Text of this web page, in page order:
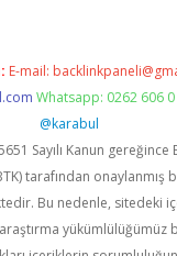
E-mail:
Whatsapp: 0262 606
@karabul
Sayılı Kanun
tarafından onaylanmış
Bu nedenle, sitedeki
yükümlülüğümüz